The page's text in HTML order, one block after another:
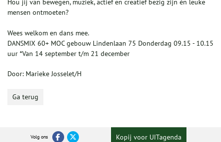
Hou jij van bewegen, muziek, actief en creatief bezig zijn én leuke
mensen ontmoeten?
Wees welkom en dans mee.
DANSMIX 60+ MOC gebouw Lindenlaan 75 Donderdag 09.15 - 10.15
uur *Van 14 september t/m 21 december
Door: Marieke Josselet/H
Ga terug
Volg ons Kopij voor UITagenda